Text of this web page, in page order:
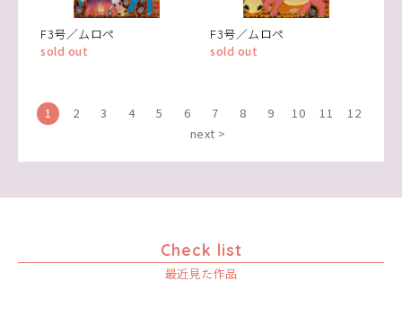
F3号／ムロペ
sold out
F3号／ムロペ
sold out
1 2 3 4 5 6 7 8 9 10 11
12
next >
Check list
最近見た作品